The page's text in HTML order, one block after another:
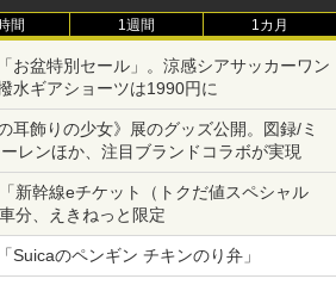
間 1週間 1カ月
お盆特別セール」。涼感シアサッカーワン
水ギアショーツは1990円に
耳飾りの少女》展のグッズ公開。図録/ミ
レンほか、注目ブランドコラボが実現
新幹線eチケット（トクだ値スペシャル
分、えきねっと限定
Suicaのペンギン チキンのり弁」